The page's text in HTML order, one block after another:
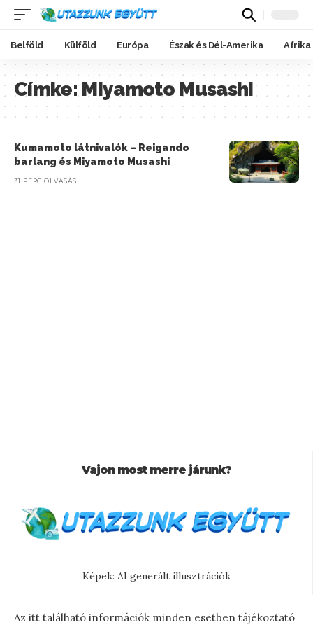
Belföld Külföld Európa Észak és Dél-Amerika Afrika
Címke:Miyamoto Musashi
Kumamoto látnivalók – Reigando
barlang és Miyamoto Musashi
31 PERC OLVASÁS
Vajon most merre járunk?
Képek: AI generált illusztrációk
Az itt található információk minden esetben tájékoztató